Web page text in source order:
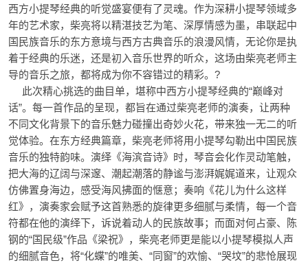
西方小提琴经典的听觉盛宴便有了灵魂。作为深耕小提琴领域多
年的艺术家，柴亮将以精湛技艺为笔、深厚情感为墨，串联起中
国民族音乐的东方意境与西方古典音乐的浪漫风情，无论你是执
着于经典的乐迷，还是初入音乐世界的听众，这场由柴亮老师主
导的音乐之旅，都将成为你不容错过的精彩。?
此次精心挑选的曲目单，堪称中西方小提琴经典的“巅峰对
话”。每一首作品的呈现，都旨在通过柴亮老师的演奏，让两种
不同文化背景下的音乐魅力碰撞出奇妙火花，带来独一无二的听
觉体验。在东方经典篇章，柴亮老师将用小提琴勾勒出中国民族
音乐的独特韵味。演绎《海滨音诗》时，琴音会化作灵动笔触，
把大海的辽阔与深邃、潮起潮落的静谧与澎湃娓娓道来，让观众
仿佛置身海边，感受海风拂面的惬意；奏响《花儿为什么这样
红》，演奏家会赋予这首熟悉的旋律更多细腻与柔情，每一个音
符都在他的演绎下，诉说着动人的民族故事；而面对何占豪、陈
钢的“国民级”作品《梁祝》，柴亮老师更是能以小提琴模拟人声
的细腻音色，将“化蝶”的唯美、“同窗”的欢愉、“哭坟”的悲怆展现